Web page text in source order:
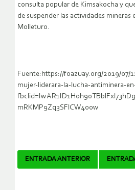
consulta popular de Kimsakocha y
de suspender las actividades mineras
Molleturo.
Fuente:https://foazuay.org/2019/07/
mujer-liderara-la-lucha-antiminera-
mRKMP9Zq3SFlCW400w
Navegador
ENTRADA ANTERIOR